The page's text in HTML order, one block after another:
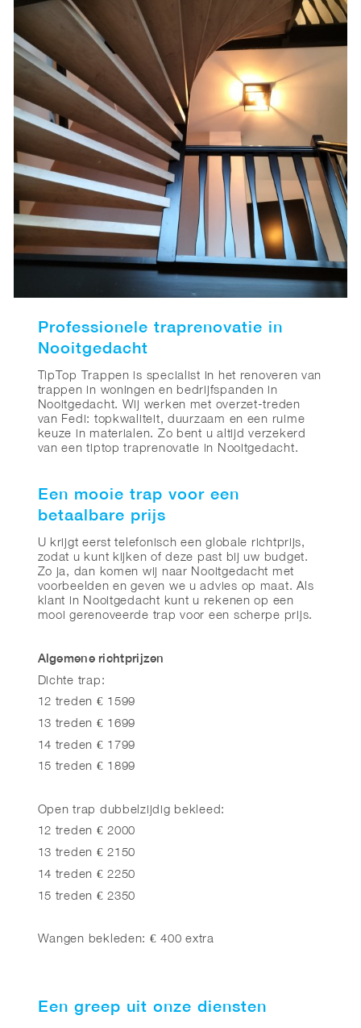
Professionele traprenovatie in
Nooitgedacht
TipTop Trappen is specialist in het renoveren van
trappen in woningen en bedrijfspanden in
Nooitgedacht. Wij werken met overzet-treden
van Fedi: topkwaliteit, duurzaam en een ruime
keuze in materialen. Zo bent u altijd verzekerd
van een tiptop traprenovatie in Nooitgedacht.
Een mooie trap voor een
betaalbare prijs
U krijgt eerst telefonisch een globale richtprijs,
zodat u kunt kijken of deze past bij uw budget.
Zo ja, dan komen wij naar Nooitgedacht met
voorbeelden en geven we u advies op maat. Als
klant in Nooitgedacht kunt u rekenen op een
mooi gerenoveerde trap voor een scherpe prijs.
Algemene richtprijzen
Dichte trap:
12 treden € 1599
13 treden € 1699
14 treden € 1799
15 treden € 1899
Open trap dubbelzijdig bekleed:
12 treden € 2000
13 treden € 2150
14 treden € 2250
15 treden € 2350
Wangen bekleden: € 400 extra
Een greep uit onze diensten